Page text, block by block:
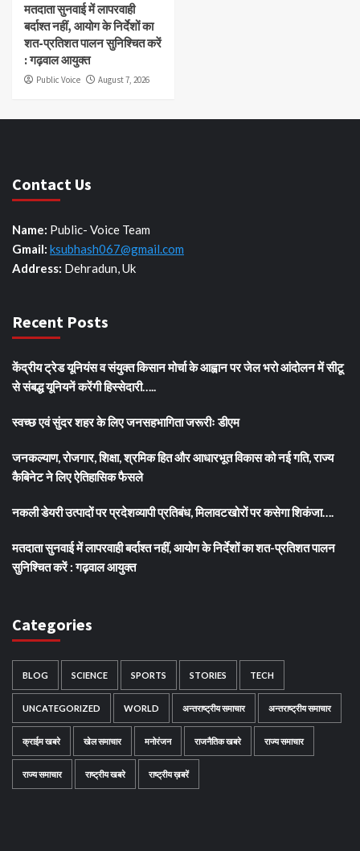
मतदाता सुनवाई में लापरवाही
बर्दाश्त नहीं, आयोग के निर्देशों का
शत-प्रतिशत पालन सुनिश्चित करें
: गढ़वाल आयुक्त
Public Voice August 7, 2026
Contact Us
Name: Public- Voice Team
Gmail: ksubhash067@gmail.com
Address: Dehradun, Uk
Recent Posts
केंद्रीय ट्रेड यूनियंस व संयुक्त किसान मोर्चा के आह्वान पर जेल भरो आंदोलन में सीटू
से संबद्ध यूनियनें करेंगी हिस्सेदारी…..
स्वच्छ एवं सुंदर शहर के लिए जनसहभागिता जरूरीः डीएम
जनकल्याण, रोजगार, शिक्षा, श्रमिक हित और आधारभूत विकास को नई गति, राज्य
कैबिनेट ने लिए ऐतिहासिक फैसले
नकली डेयरी उत्पादों पर प्रदेशव्यापी प्रतिबंध, मिलावटखोरों पर कसेगा शिकंजा….
मतदाता सुनवाई में लापरवाही बर्दाश्त नहीं, आयोग के निर्देशों का शत-प्रतिशत पालन
सुनिश्चित करें : गढ़वाल आयुक्त
Categories
BLOG SCIENCE SPORTS STORIES TECH
UNCATEGORIZED WORLD अन्तराष्ट्रीय समाचार अन्तराष्ट्रीय समाचार
क्राईम खबरे खेल समाचार मनोरंजन राजनैतिक खबरे राज्य समाचार
राज्य समाचार राष्ट्रीय खबरे राष्ट्रीय ख़बरें